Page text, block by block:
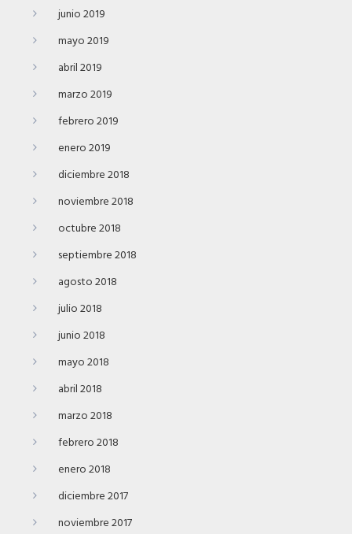
junio 2019
mayo 2019
abril 2019
marzo 2019
febrero 2019
enero 2019
diciembre 2018
noviembre 2018
octubre 2018
septiembre 2018
agosto 2018
julio 2018
junio 2018
mayo 2018
abril 2018
marzo 2018
febrero 2018
enero 2018
diciembre 2017
noviembre 2017